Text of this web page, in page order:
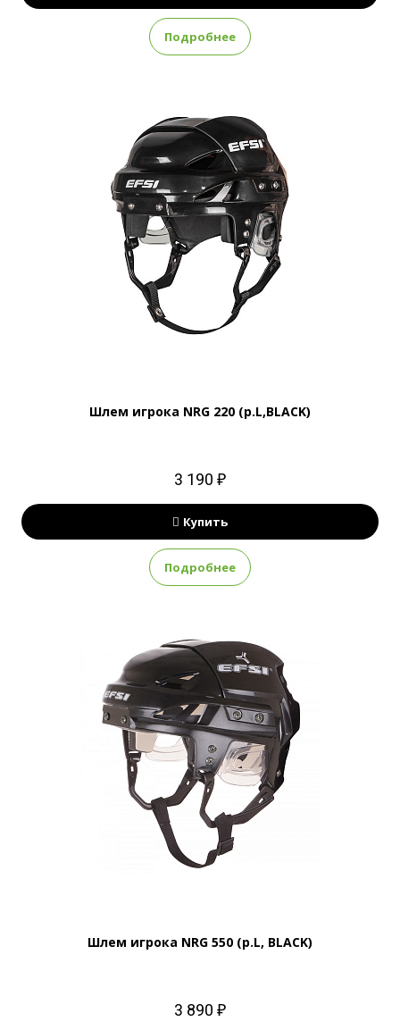
Подробнее
Шлем игрока NRG 220 (р.L,BLACK)
3 190 ₽
Купить
Подробнее
Шлем игрока NRG 550 (р.L, BLACK)
3 890 ₽